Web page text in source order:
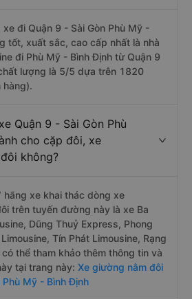
đi Quận 9 - Sài Gòn Phù Mỹ -
tốt, xuất sắc, cao cấp nhất là nhà
đi Phù Mỹ - Bình Định từ Quận 9
lượng là 5/5 dựa trên 1820
hàng).
Quận 9 - Sài Gòn Phù
cho cặp đôi, xe
không?
hãng xe khai thác dòng xe
trên tuyến đường này là xe Ba
Dũng Thuỷ Express, Phong
Tín Phát Limousine, Rạng
thể tham khảo thêm thông tin và
tại trang này: Xe giường nằm đôi
Phù Mỹ - Bình Định